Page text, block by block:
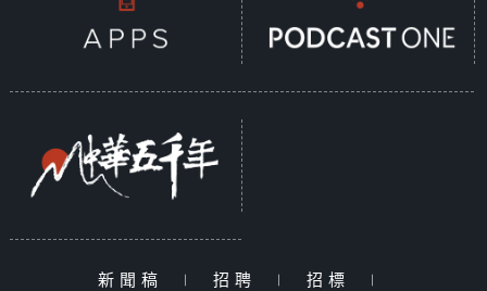
新聞稿 | 招聘 | 招標
|